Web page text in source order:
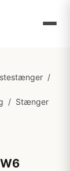
/
/ Stænger